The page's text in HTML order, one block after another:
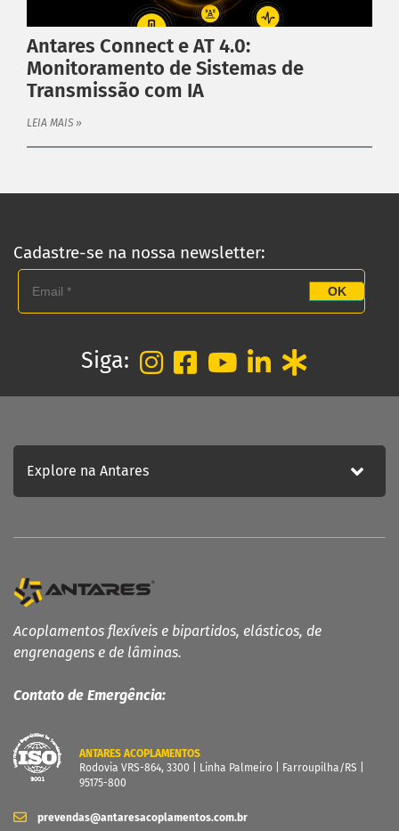
Antares Connect e AT 4.0:
Monitoramento de Sistemas de
Transmissão com IA
LEIA MAIS »
Cadastre-se na nossa newsletter:
OK
Siga:
Acoplamentos flexíveis e bipartidos, elásticos, de
engrenagens e de lâminas.
Contato de Emergência:
ANTARES ACOPLAMENTOS
Rodovia VRS-864, 3300 | Linha Palmeiro | Farroupilha/RS |
95175-800
prevendas@antaresacoplamentos.com.br
Explore na Antares